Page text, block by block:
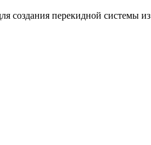
создания перекидной системы